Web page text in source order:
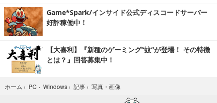
Game*Spark/インサイド公式ディスコードサーバー
好評稼働中！
【大喜利】『新種のゲーミング“蚊”が登場！ その特徴
とは？』回答募集中！
ホーム › PC › Windows › 記事 › 写真・画像